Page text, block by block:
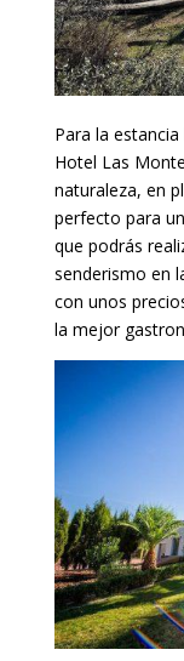
Para la
Hotel Las
naturaleza, en
perfecto para
que podrás
senderismo en
con unos
la mejor